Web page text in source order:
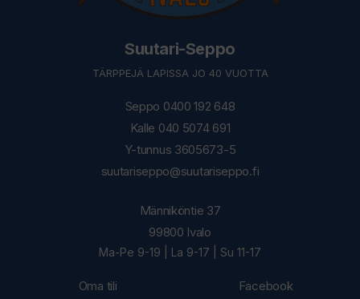
Suutari-Seppo
TÄRPPEJÄ LAPISSA JO 40 VUOTTA
Seppo 0400 192 648
Kalle 040 5074 691
Y-tunnus 3605673-5
suutariseppo@suutariseppo.fi
Oma tili
Männiköntie 37
99800 Ivalo
Ma-Pe 9-19 | La 9-17 | Su 11-17
Facebook